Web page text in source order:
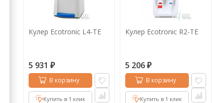
Кофе в капсулах Акция
Кофе в дрип пакетах
Кофе для вендинга
Кофе сублимированный
Кулер Ecotronic L4-TE
5 931 ₽
В корзину
Купить в 1 клик
Кулер Ecotronic R2-TE
5 206 ₽
В корзину
Купить в 1 клик